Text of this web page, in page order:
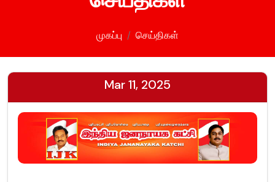
முகப்பு செய்திகள்
Mar 11, 2025